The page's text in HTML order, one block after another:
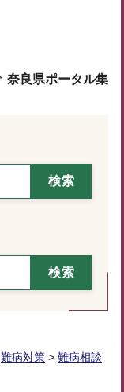
奈良県ポータル集
難病対策 > 難病相談